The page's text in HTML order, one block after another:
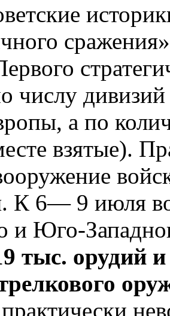
числу
а по
взятые).
К 6— 9 июля
и Юго-
тыс. орудий